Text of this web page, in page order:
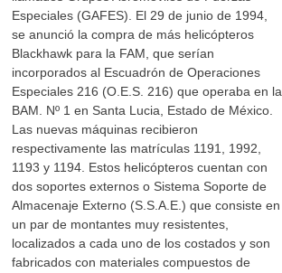
Especiales (GAFES). El 29 de junio de 1994,
se anunció la compra de más helicópteros
Blackhawk para la FAM, que serían
incorporados al Escuadrón de Operaciones
Especiales 216 (O.E.S. 216) que operaba en la
BAM. Nº 1 en Santa Lucia, Estado de México.
Las nuevas máquinas recibieron
respectivamente las matrículas 1191, 1992,
1193 y 1194. Estos helicópteros cuentan con
dos soportes externos o Sistema Soporte de
Almacenaje Externo (S.S.A.E.) que consiste en
un par de montantes muy resistentes,
localizados a cada uno de los costados y son
fabricados con materiales compuestos de